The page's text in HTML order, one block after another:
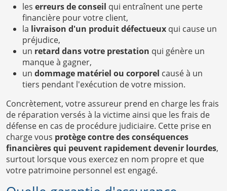
les erreurs de conseil qui entraînent une perte
financière pour votre client,
la livraison d'un produit défectueux qui cause un
préjudice,
un retard dans votre prestation qui génère un
manque à gagner,
un dommage matériel ou corporel causé à un
tiers pendant l'exécution de votre mission.
Concrètement, votre assureur prend en charge les frais
de réparation versés à la victime ainsi que les frais de
défense en cas de procédure judiciaire. Cette prise en
charge vous protège contre des conséquences
financières qui peuvent rapidement devenir lourdes,
surtout lorsque vous exercez en nom propre et que
votre patrimoine personnel est engagé.